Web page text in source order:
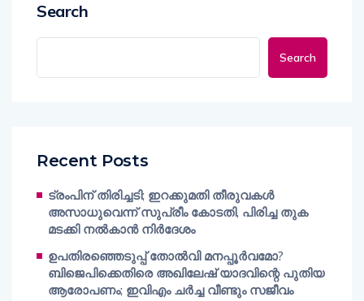
Search
Search
Recent Posts
ട്രംപിന് തിരിച്ചടി; ഇറക്കുമതി തീരുവകൾ
അസാധുവെന്ന് സുപ്രീം കോടതി, പിരിച്ച തുക
മടക്കി നൽകാൻ നിർദേശം
ഉപതിരഞ്ഞെടുപ്പ് തോൽവി മനപ്പൂർവമോ?
ബിജെപിക്കെതിരെ അഖിലേഷ് യാദവിന്റെ പുതിയ
ആരോപണം; ഇവിഎം ചർച്ച വീണ്ടും സജീവം